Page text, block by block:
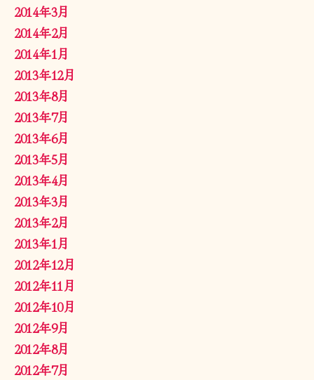
2014年3月
2014年2月
2014年1月
2013年12月
2013年8月
2013年7月
2013年6月
2013年5月
2013年4月
2013年3月
2013年2月
2013年1月
2012年12月
2012年11月
2012年10月
2012年9月
2012年8月
2012年7月